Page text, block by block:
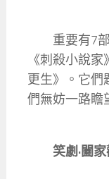
重要有7部
《刺殺小說
更生》。它們
們無妨一路瞻
笑劇·闔家